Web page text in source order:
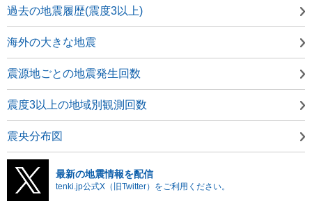
過去の地震履歴(震度3以上)
海外の大きな地震
震源地ごとの地震発生回数
震度3以上の地域別観測回数
震央分布図
最新の地震情報を配信
tenki.jp公式X（旧Twitter）をご利用ください。